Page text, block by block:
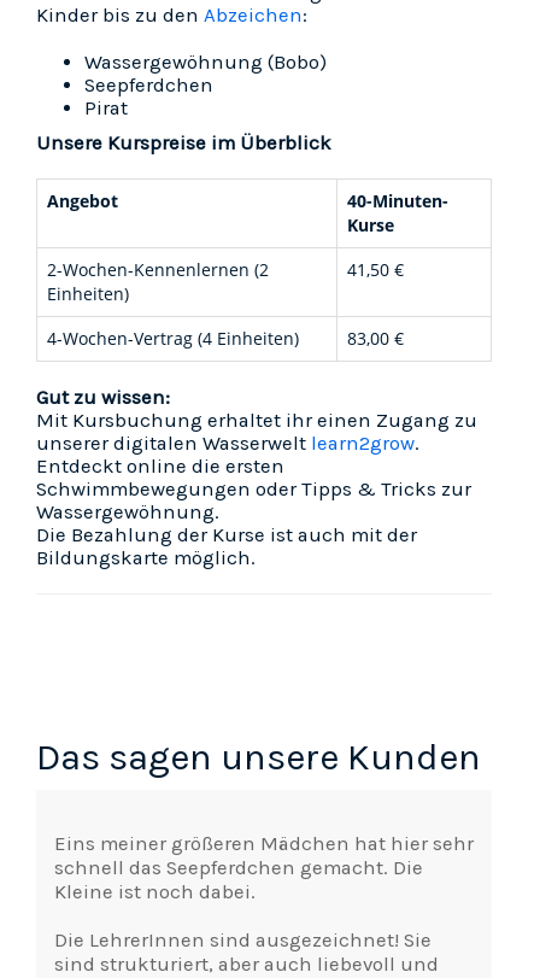
Kinder bis zu den Abzeichen:
Wassergewöhnung (Bobo)
Seepferdchen
Pirat
Unsere Kurspreise im Überblick
Angebot
40-Minuten-
Kurse
2-Wochen-Kennenlernen (2
Einheiten)
41,50 €
4-Wochen-Vertrag (4 Einheiten) 83,00 €
Gut zu wissen:
Mit Kursbuchung erhaltet ihr einen Zugang zu
unserer digitalen Wasserwelt learn2grow.
Entdeckt online die ersten
Schwimmbewegungen oder Tipps & Tricks zur
Wassergewöhnung.
Die Bezahlung der Kurse ist auch mit der
Bildungskarte möglich.
Das sagen unsere Kunden
Eins meiner größeren Mädchen hat hier sehr
schnell das Seepferdchen gemacht. Die
Kleine ist noch dabei.
Die LehrerInnen sind ausgezeichnet! Sie
sind strukturiert, aber auch liebevoll und